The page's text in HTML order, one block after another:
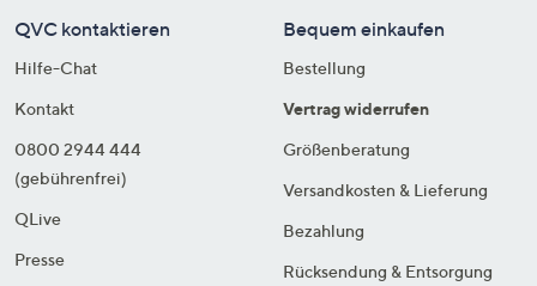
QVC kontaktieren
Hilfe-Chat
Kontakt
0800 2944 444
(gebührenfrei)
QLive
Presse
Bequem einkaufen
Bestellung
Vertrag widerrufen
Größenberatung
Versandkosten & Lieferung
Bezahlung
Rücksendung & Entsorgung